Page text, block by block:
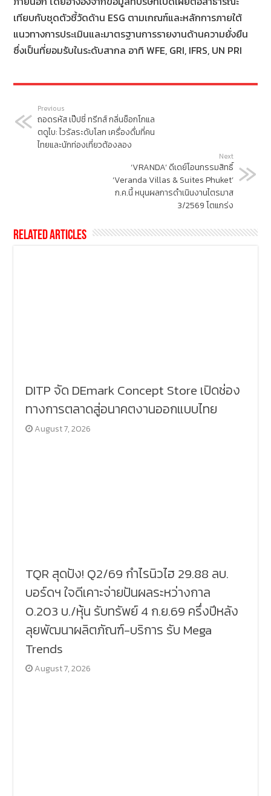
เทียบกับชุดตัวชี้วัดด้าน ESG ตามเกณฑ์และหลักการภายใต้
แนวทางการประเมินและมาตรฐานการรายงานด้านความยั่งยืน
ซึ่งเป็นที่ยอมรับในระดับสากล อาทิ WFE, GRI, IFRS, UN PRI
Previous
ถอดรหัส เป๊ปซี่ ทรีทส์ กลิ่นช็อกโกแล
ตดูไบ: ไวรัลระดับโลก เครื่องดื่มที่คน
ไทยและนักท่องเที่ยวต้องลอง
Next
‘VRANDA’ ดีเดย์โอนกรรมสิทธิ์
‘Veranda Villas & Suites Phuket’
ก.ค.นี้ หนุนผลการดำเนินงานไตรมาส
3/2569 โตแกร่ง
Related Articles
DITP จัด DEmark Concept Store เปิดช่อง
ทางการตลาดสู่อนาคตงานออกแบบไทย
August 7, 2026
TQR สุดปัง! Q2/69 กำไรนิวไฮ 29.88 ลบ.
บอร์ดฯ ใจดีเคาะจ่ายปันผลระหว่างกาล
0.203 บ./หุ้น รับทรัพย์ 4 ก.ย.69 ครึ่งปีหลัง
ลุยพัฒนาผลิตภัณฑ์-บริการ รับ Mega
Trends
August 7, 2026